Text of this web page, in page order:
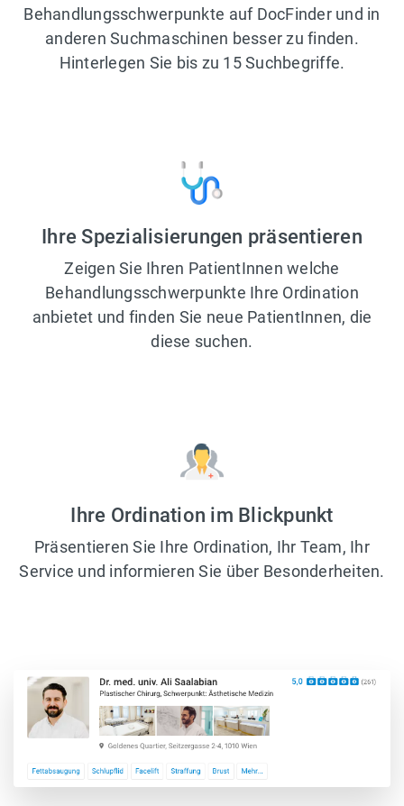
Behandlungsschwerpunkte auf DocFinder und in
anderen Suchmaschinen besser zu finden.
Hinterlegen Sie bis zu 15 Suchbegriffe.
Ihre Spezialisierungen präsentieren
Zeigen Sie Ihren PatientInnen welche
Behandlungsschwerpunkte Ihre Ordination
anbietet und finden Sie neue PatientInnen, die
diese suchen.
Ihre Ordination im Blickpunkt
Präsentieren Sie Ihre Ordination, Ihr Team, Ihr
Service und informieren Sie über Besonderheiten.